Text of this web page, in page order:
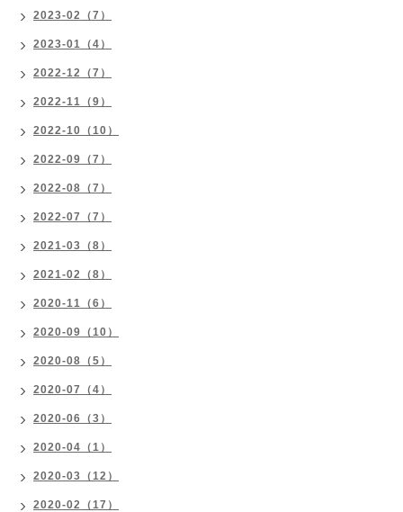
2023-02（7）
2023-01（4）
2022-12（7）
2022-11（9）
2022-10（10）
2022-09（7）
2022-08（7）
2022-07（7）
2021-03（8）
2021-02（8）
2020-11（6）
2020-09（10）
2020-08（5）
2020-07（4）
2020-06（3）
2020-04（1）
2020-03（12）
2020-02（17）